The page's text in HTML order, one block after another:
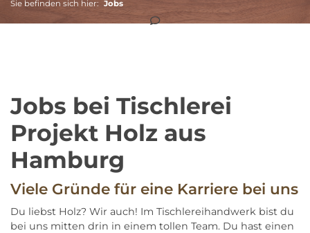
Sie befinden sich hier: Jobs
Jobs bei Tischlerei
Projekt Holz aus
Hamburg
Viele Gründe für eine Karriere bei uns
Du liebst Holz? Wir auch! Im Tischlereihandwerk bist du
bei uns mitten drin in einem tollen Team. Du hast einen